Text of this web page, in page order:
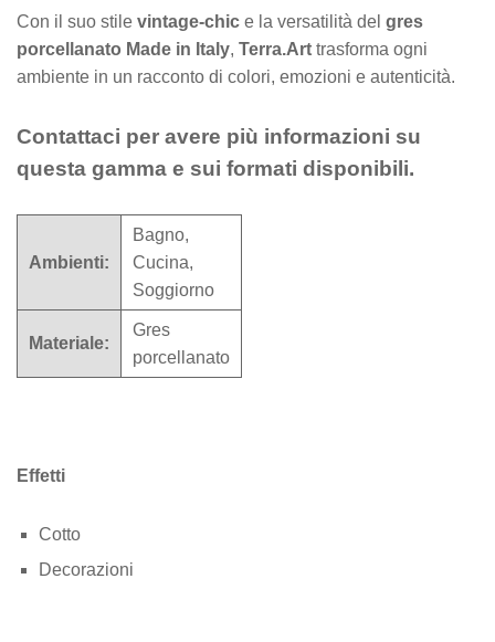
Con il suo stile vintage-chic e la versatilità del gres
porcellanato Made in Italy, Terra.Art trasforma ogni
ambiente in un racconto di colori, emozioni e autenticità.
Contattaci per avere più informazioni su
questa gamma e sui formati disponibili.
Ambienti:
Bagno,
Cucina,
Soggiorno
Materiale:
Gres
porcellanato
Effetti
Cotto
Decorazioni